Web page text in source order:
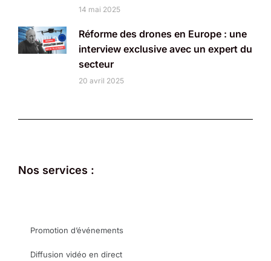
14 mai 2025
Réforme des drones en Europe : une
interview exclusive avec un expert du
secteur
20 avril 2025
Nos services :
Promotion d’événements
Diffusion vidéo en direct